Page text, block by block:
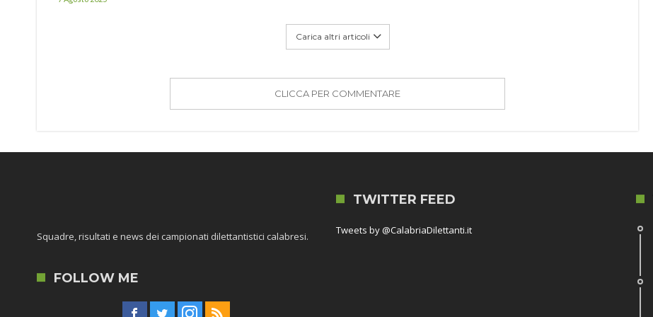
Carica altri articoli
CLICCA PER COMMENTARE
Squadre, risultati e news dei campionati dilettantistici calabresi.
FOLLOW ME
TWITTER FEED
Tweets by @CalabriaDilettanti.it